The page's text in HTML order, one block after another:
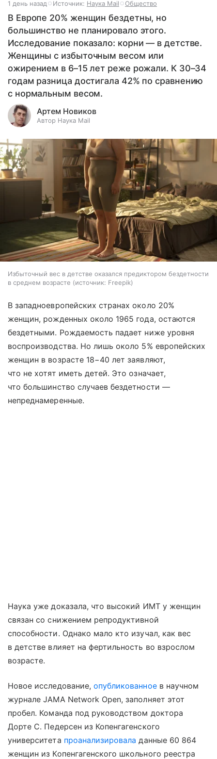
1 день назад Источник: Наука Mail Общество
В Европе 20% женщин бездетны, но
большинство не планировало этого.
Исследование показало: корни — в детстве.
Женщины с избыточным весом или
ожирением в 6–15 лет реже рожали. К 30–34
годам разница достигала 42% по сравнению
с нормальным весом.
Артем Новиков
Автор Наука Mail
Избыточный вес в детстве оказался предиктором бездетности
в среднем возрасте
источник: Freepik
В западноевропейских странах около 20%
женщин, рожденных около 1965 года, остаются
бездетными. Рождаемость падает ниже уровня
воспроизводства. Но лишь около 5% европейских
женщин в возрасте 18−40 лет заявляют,
что не хотят иметь детей. Это означает,
что большинство случаев бездетности —
непреднамеренные.
Наука уже доказала, что высокий ИМТ у женщин
связан со снижением репродуктивной
способности. Однако мало кто изучал, как вес
в детстве влияет на фертильность во взрослом
возрасте.
Новое исследование, опубликованноев научном
журнале JAMA Network Open, заполняет этот
пробел. Команда под руководством доктора
Дорте С. Педерсен из Копенгагенского
университета проанализировала данные 60 864
женщин из Копенгагенского школьного реестра